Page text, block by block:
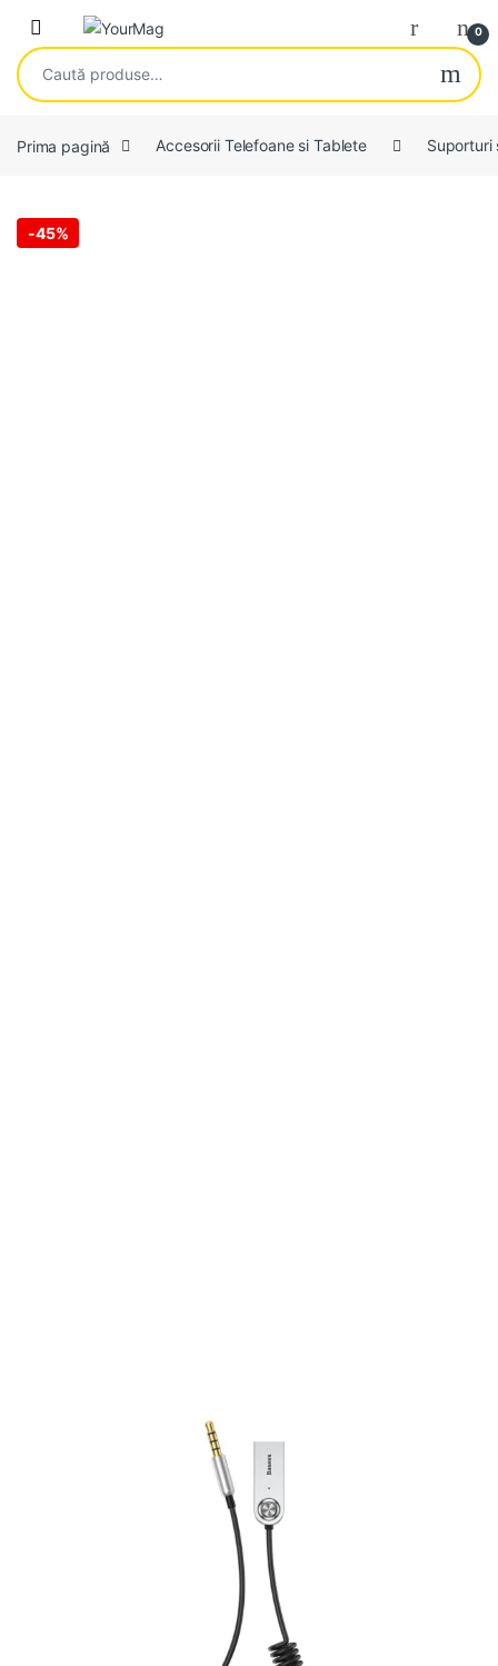
Skip to navigation
Skip to content
Open 0
Caută după:
Prima pagină Accesorii Telefoane si Tablete Suporturi
-45%